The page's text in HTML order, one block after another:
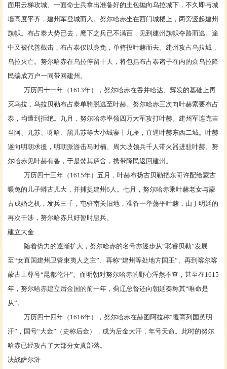
面用云梯攻城、一面命士兵拿出准备好的土包抛向乌拉城下，不久即与城
墙高度平齐，建州军登城而入。努尔哈赤坐在西门城楼上，两旁竖起建州
旗帜。布占泰大势已去，麾下之兵已不满百，见到建州旗帜夺路而逃。途
中又被代善截击，布占泰仅以身免，单骑投叶赫而去。建州攻占乌拉城，
乌拉灭亡。努尔哈赤在乌拉停留十天，将包括布占泰诸子在内的众乌拉降
民编成万户一同带回建州。
万历四十一年（ 1613年），努尔哈赤在吞并哈达、辉发的基础上再
灭乌拉，乌拉贝勒布占泰单骑脱逃至叶赫。努尔哈赤三次向叶赫索要布占
泰，均遭到拒绝。九月，努尔哈赤率领四万大军攻打叶赫。建州军连克吉
当阿、兀苏、呀哈、黑儿苏等大小城寨十九座，直逼叶赫东西二城。叶赫
遂向明朝求援，明朝派游击马时楠、周大歧领兵千人带火器进驻叶赫。努
尔哈赤见叶赫有备，于是焚其庐舍，携带降民返回建州。
万历四十三年（ 1615年）五月，叶赫布扬古贝勒把东哥许配给蒙古
暖免的儿子蟒古儿大，并捕捉建州6人。七月，努尔哈赤乘叶赫老女与蒙
古成婚之机，发兵三千，屯驻南关旧地，准备一举荡平叶赫，由于明廷的
再次干涉，努尔哈赤只好暂时息兵。
建立大金
随着势力的逐渐扩大，努尔哈赤的名号亦逐步从“聪睿贝勒”发展
至“女直国建州卫管束夷人之主”、再称“建州等处地方国王”、再到喀尔喀
蒙古上尊号“昆都伦汗”。而明朝对努尔哈赤的野心浑然不查，甚至在1615
年，努尔哈赤建立后金国的前一年，蓟辽总督还向朝廷奏称其“唯命是
从”。
万历四十四年（ 1616年），努尔哈赤在赫图阿拉称“覆育列国英明
汗”，国号“大金”（史称后金），成为后金大汗，年号天命。此时的努尔
哈赤已经攻占了大部分女真部落。
决战萨尔浒